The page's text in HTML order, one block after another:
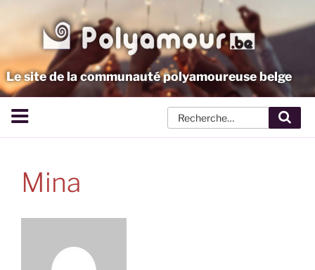
principal
Le site de la communauté polyamoureuse belge
Mina